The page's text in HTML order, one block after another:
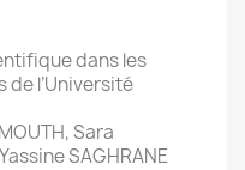
dans les
de l’Université
Sara
SAGHRANE